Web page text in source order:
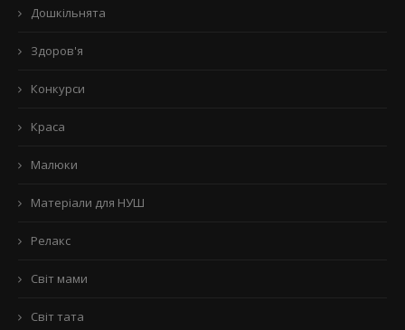
Дошкільнята
Здоров'я
Конкурси
Краса
Малюки
Матеріали для НУШ
Релакс
Світ мами
Світ тата